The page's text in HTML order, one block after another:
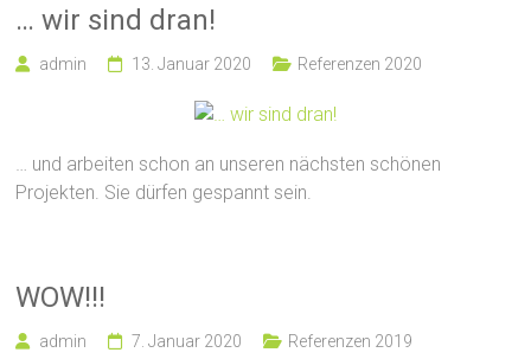
… wir sind dran!
admin 13. Januar 2020 Referenzen 2020
… und arbeiten schon an unseren nächsten schönen
Projekten. Sie dürfen gespannt sein.
WOW!!!
admin 7. Januar 2020 Referenzen 2019